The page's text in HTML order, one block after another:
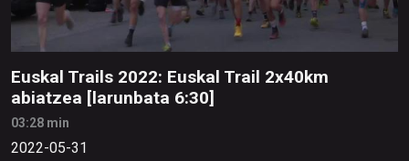
Euskal Trails 2022: Euskal Trail 2x40km
abiatzea [larunbata 6:30]
03:28 min
2022-05-31